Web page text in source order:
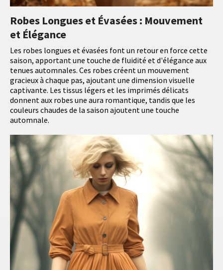
Robes Longues et Évasées : Mouvement
et Élégance
Les robes longues et évasées font un retour en force cette
saison, apportant une touche de fluidité et d'élégance aux
tenues automnales. Ces robes créent un mouvement
gracieux à chaque pas, ajoutant une dimension visuelle
captivante. Les tissus légers et les imprimés délicats
donnent aux robes une aura romantique, tandis que les
couleurs chaudes de la saison ajoutent une touche
automnale.